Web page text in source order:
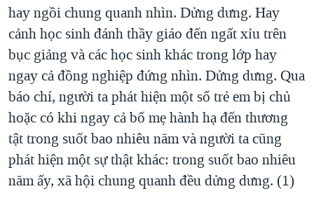
hay ngồi chung quanh nhìn. Dửng dưng. Hay
cảnh học sinh đánh thầy giáo đến ngất xỉu trên
bục giảng và các học sinh khác trong lớp hay
ngay cả đồng nghiệp đứng nhìn. Dửng dưng. Qua
báo chí, người ta phát hiện một số trẻ em bị chủ
hoặc có khi ngay cả bố mẹ hành hạ đến thương
tật trong suốt bao nhiêu năm và người ta cũng
phát hiện một sự thật khác: trong suốt bao nhiêu
năm ấy, xã hội chung quanh đều dửng dưng. (1)